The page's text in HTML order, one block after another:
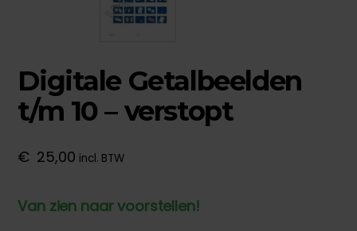
Digitale Getalbeelden
t/m 10 – verstopt
€ 25,00 incl. BTW
Van zien naar voorstellen!